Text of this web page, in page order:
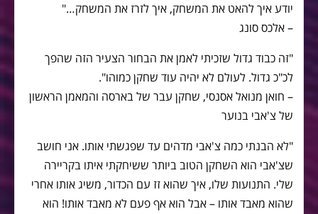
יודע איך להאט את המשחק, איך לזרז את המשחק…"
– אלכס סונג
"זה כבוד גדול שזכיתי לאמן את הבחור הצעיר הזה שהפך
לכ"כ גדול. לעולם לא יהיה עוד שחקן כמוהו".
– חואן מנואל אסנסי, שחקן עבר של בארסה והמאמן הראשון
של צ'אבי בנוער
"לא הבנתי כמה צ'אבי מדהים עד שפגשתי אותו. אני חושב
שצ'אבי הוא השחקן הטוב ביותר ששיחקתי איתו בקריירה
שלי. התנועות שלו, איך שהוא זז עם הכדור, משיג אותו אחרי
שהוא מאבד אותו – אבל הוא אף פעם לא מאבד אותו! הוא